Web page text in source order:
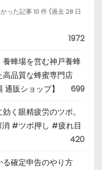
った記事 10 件 (過去 28 日
1972
養蜂場を営む神戸養蜂
高品質な蜂蜜専門店
通販ショップ】
699
く眼精疲労のツボ。
#ツボ押し #疲れ目
420
る確定申告のやり方